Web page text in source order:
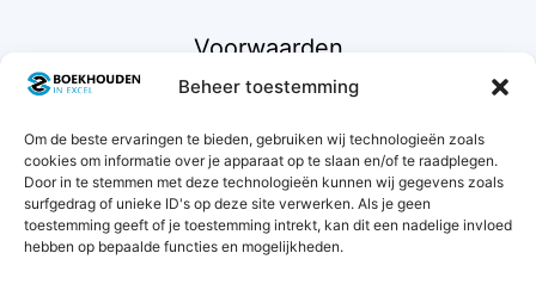
Beheer toestemming
Om de beste ervaringen te bieden, gebruiken wij technologieën zoals
cookies om informatie over je apparaat op te slaan en/of te raadplegen.
Door in te stemmen met deze technologieën kunnen wij gegevens zoals
surfgedrag of unieke ID's op deze site verwerken. Als je geen
toestemming geeft of je toestemming intrekt, kan dit een nadelige invloed
hebben op bepaalde functies en mogelijkheden.
Voorwaarden
Support
Retourneren
Privacybeleid
Betaalmethodes